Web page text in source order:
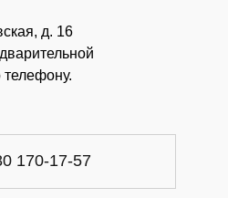
д. 16
телефону.
170-17-57